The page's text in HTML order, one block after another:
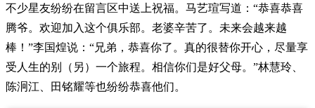
不少星友纷纷在留言区中送上祝福。马艺瑄写道：“恭喜恭喜
腾爷。欢迎加入这个俱乐部。老婆辛苦了。未来会越来越
棒！”李国煌说：“兄弟，恭喜你了。真的很替你开心，尽量享
受人生的别（另）一个旅程。相信你们是好父母。”林慧玲、
陈泂江、田铭耀等也纷纷恭喜他们。